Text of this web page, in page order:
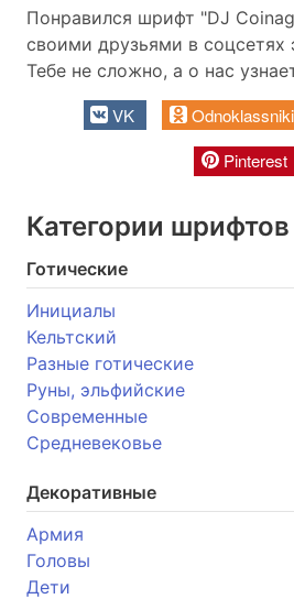
Понравился шрифт "DJ
своими друзьями в соцсетях
Тебе не сложно, а о нас
VK Odnoklassniki
Pinterest
Категории шрифтов
Готические
Инициалы
Кельтский
Разные готические
Руны, эльфийские
Современные
Средневековье
Декоративные
Армия
Головы
Дети